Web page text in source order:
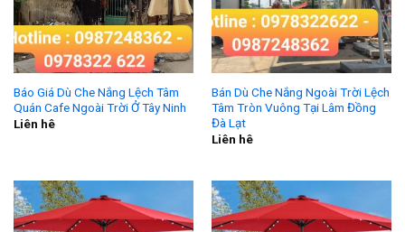
Báo Giá Dù Che Nắng Lệch Tâm
Quán Cafe Ngoài Trời Ở Tây Ninh
Liên hê
Bán Dù Che Nắng Ngoài Trời Lệch
Tâm Tròn Vuông Tại Lâm Đồng
Đà Lạt
Liên hê